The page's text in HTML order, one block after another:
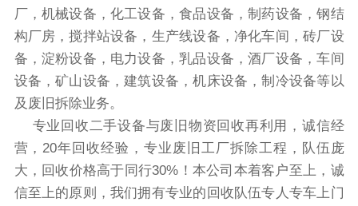
厂，机械设备，化工设备，食品设备，制药设备，钢结
构厂房，搅拌站设备，生产线设备，净化车间，砖厂设
备，淀粉设备，电力设备，乳品设备，酒厂设备，车间
设备，矿山设备，建筑设备，机床设备，制冷设备等以
及废旧拆除业务。
专业回收二手设备与废旧物资回收再利用，诚信经
营，20年回收经验，专业废旧工厂拆除工程，队伍庞
大，回收价格高于同行30%！本公司本着客户至上，诚
信至上的原则，我们拥有专业的回收队伍专人专车上门